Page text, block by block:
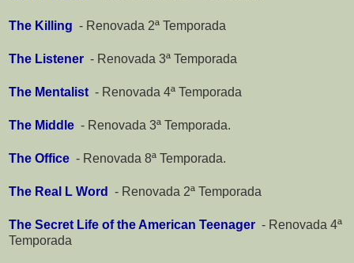
The Killing - Renovada 2ª Temporada
The Listener - Renovada 3ª Temporada
The Mentalist - Renovada 4ª Temporada
The Middle - Renovada 3ª Temporada.
The Office - Renovada 8ª Temporada.
The Real L Word - Renovada 2ª Temporada
The Secret Life of the American Teenager - Renovada 4ª
Temporada